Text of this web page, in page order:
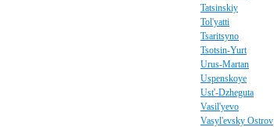
Tatsinskiy
Tol'yatti
Tsaritsyno
Tsotsin-Yurt
Urus-Martan
Uspenskoye
Ust'-Dzheguta
Vasil'yevo
Vasyl'evsky Ostrov